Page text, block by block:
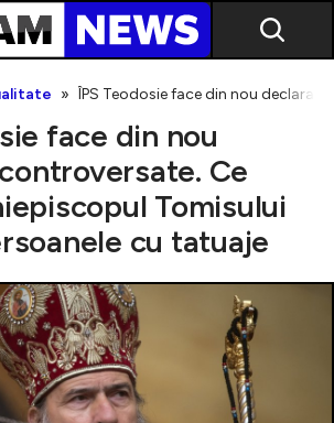
ÎPS Teodosie face din nou
face din nou
Ce
Tomisului
cu tatuaje